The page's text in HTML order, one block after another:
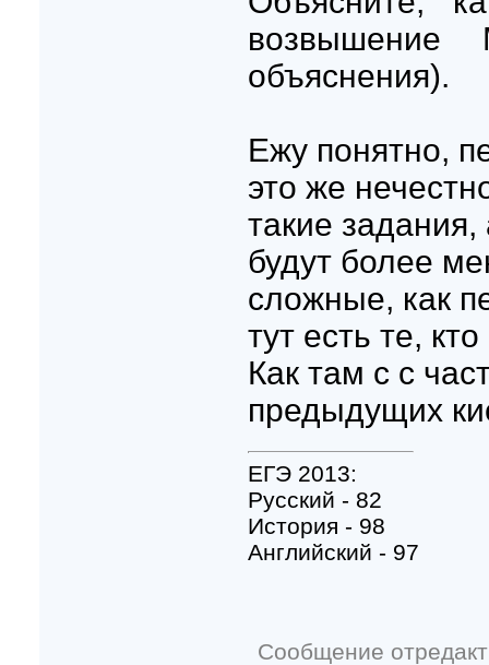
возвышение
объяснения).
Ежу понятно,
это же
такие
будут более
сложные, как
тут есть те,
Как там с с
предыдущих
ЕГЭ 2013:
Русский - 82
История - 98
Английский - 97
Сообщение